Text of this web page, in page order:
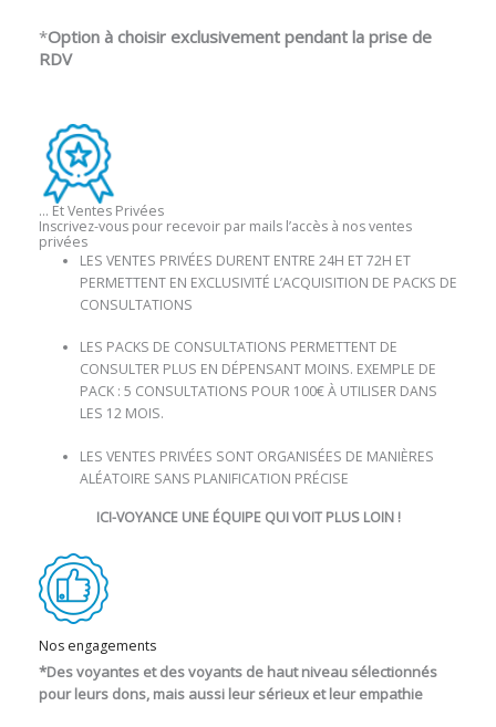
*Option à choisir exclusivement pendant la prise de
RDV
… Et Ventes Privées
Inscrivez-vous pour recevoir par mails l’accès à nos ventes
privées
LES VENTES PRIVÉES DURENT ENTRE 24H ET 72H ET
PERMETTENT EN EXCLUSIVITÉ L’ACQUISITION DE PACKS DE
CONSULTATIONS
LES PACKS DE CONSULTATIONS PERMETTENT DE
CONSULTER PLUS EN DÉPENSANT MOINS. EXEMPLE DE
PACK : 5 CONSULTATIONS POUR 100€ À UTILISER DANS
LES 12 MOIS.
LES VENTES PRIVÉES SONT ORGANISÉES DE MANIÈRES
ALÉATOIRE SANS PLANIFICATION PRÉCISE
ICI-VOYANCE UNE ÉQUIPE QUI VOIT PLUS LOIN !
Nos engagements
*Des voyantes et des voyants de haut niveau sélectionnés
pour leurs dons, mais aussi leur sérieux et leur empathie